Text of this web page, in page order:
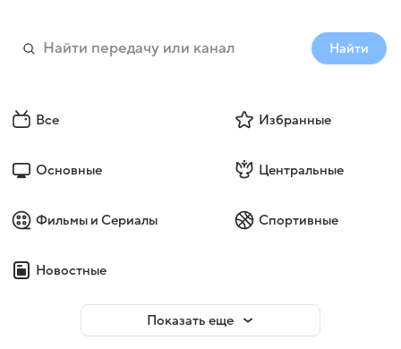
Найти
Все Избранные
Основные Центральные
Фильмы и Сериалы Спортивные
Новостные
Показать еще